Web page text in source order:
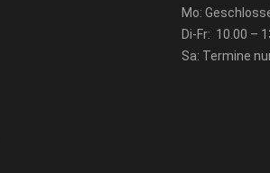
Mo:
Di-Fr: 10.00 –
Sa: Termine